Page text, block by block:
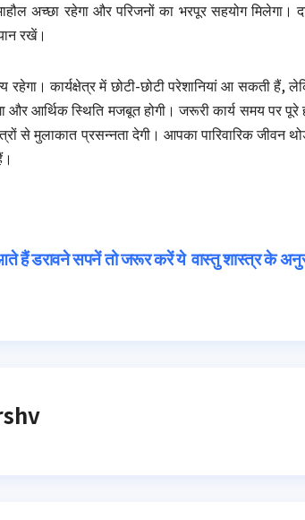
अच्छा रहेगा और परिजनों का भरपूर सहयोग मिलेगा।
रखें।
रहेगा। कार्यक्षेत्र में छोटी-छोटी परेशानियां आ सकती हैं,
आर्थिक स्थिति मजबूत होगी। जरूरी कार्य समय पर पूरे
से मुलाकात प्रसन्नता देगी। आपका पारिवारिक जीवन
वास्तु शास्त्र के
हैं डरावने सपनें तो जरूर करें ये